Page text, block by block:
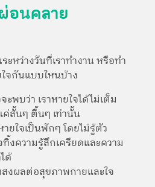
อนคลาย
ระหว่างวันที่เราทำงาน หรือทำ
จกันแบบใหนบ้าง
ะพบว่า เราหายใจได้ไม่เต็ม
สั้นๆ ตื้นๆ เท่านั้น
ยใจเป็นพักๆ โดยไม่รู้ตัว
งความรู้สึกเครียดและความ
ด้
งผลต่อสุขภาพกายและใจ